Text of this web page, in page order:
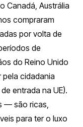
Canadá, Austrália
compraram
por volta de
de
do Reino Unido
pela cidadania
entrada na UE).
— são ricas,
para ter o luxo